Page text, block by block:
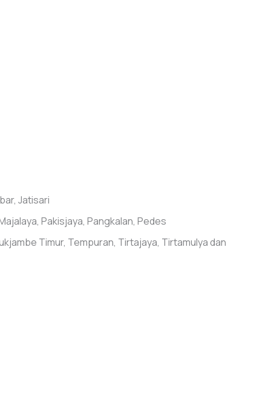
Jatisari
Pakisjaya, Pangkalan, Pedes
Timur, Tempuran, Tirtajaya, Tirtamulya dan